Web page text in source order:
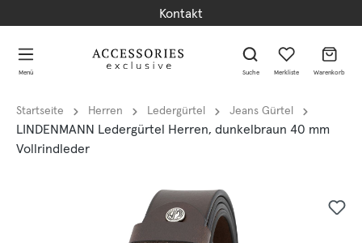
Kontakt
Menü Suche Merkliste Warenkorb
Startseite Herren Ledergürtel Jeans Gürtel
LINDENMANN Ledergürtel Herren, dunkelbraun 40 mm
Vollrindleder